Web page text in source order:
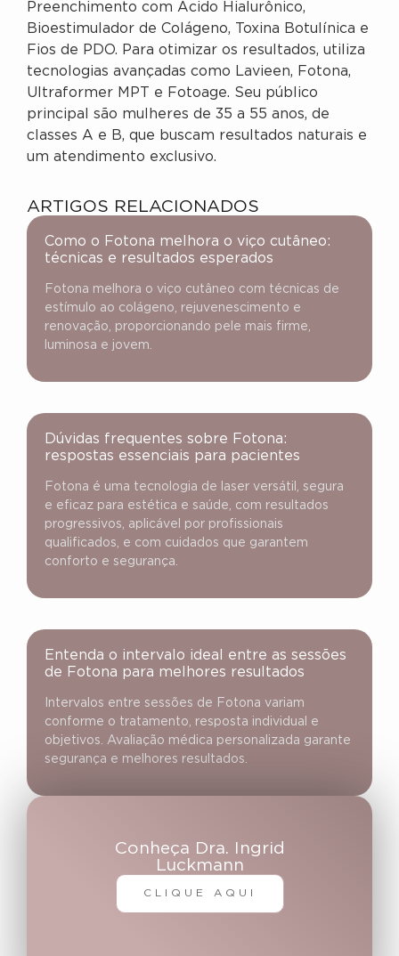
Preenchimento com Ácido Hialurônico,
Bioestimulador de Colágeno, Toxina Botulínica e
Fios de PDO. Para otimizar os resultados, utiliza
tecnologias avançadas como Lavieen, Fotona,
Ultraformer MPT e Fotoage. Seu público
principal são mulheres de 35 a 55 anos, de
classes A e B, que buscam resultados naturais e
um atendimento exclusivo.
ARTIGOS RELACIONADOS
Como o Fotona melhora o viço cutâneo:
técnicas e resultados esperados
Fotona melhora o viço cutâneo com técnicas de
estímulo ao colágeno, rejuvenescimento e
renovação, proporcionando pele mais firme,
luminosa e jovem.
Dúvidas frequentes sobre Fotona:
respostas essenciais para pacientes
Fotona é uma tecnologia de laser versátil, segura
e eficaz para estética e saúde, com resultados
progressivos, aplicável por profissionais
qualificados, e com cuidados que garantem
conforto e segurança.
Entenda o intervalo ideal entre as sessões
de Fotona para melhores resultados
Intervalos entre sessões de Fotona variam
conforme o tratamento, resposta individual e
objetivos. Avaliação médica personalizada garante
segurança e melhores resultados.
Conheça Dra. Ingrid
Luckmann
CLIQUE AQUI